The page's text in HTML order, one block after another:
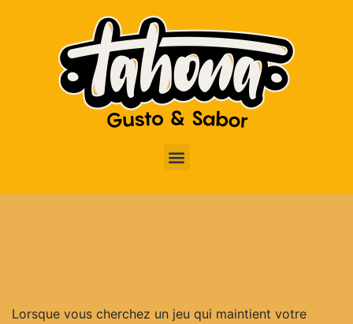
Lorsque vous cherchez un jeu qui maintient votre